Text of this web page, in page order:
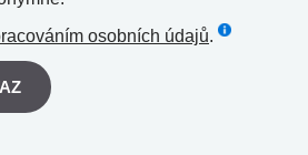
osobních údajů.